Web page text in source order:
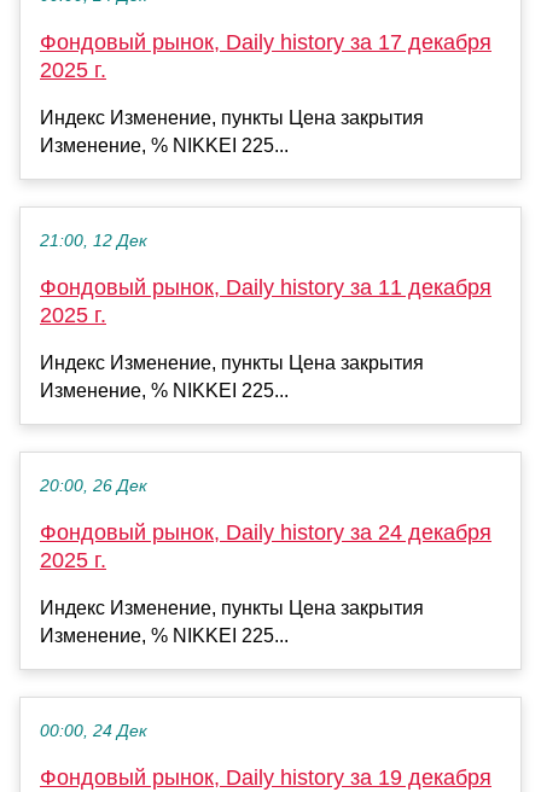
Фондовый рынок, Daily history за 17 декабря
2025 г.
Индекс Изменение, пункты Цена закрытия
Изменение, % NIKKEI 225...
21:00, 12 Дек
Фондовый рынок, Daily history за 11 декабря
2025 г.
Индекс Изменение, пункты Цена закрытия
Изменение, % NIKKEI 225...
20:00, 26 Дек
Фондовый рынок, Daily history за 24 декабря
2025 г.
Индекс Изменение, пункты Цена закрытия
Изменение, % NIKKEI 225...
00:00, 24 Дек
Фондовый рынок, Daily history за 19 декабря